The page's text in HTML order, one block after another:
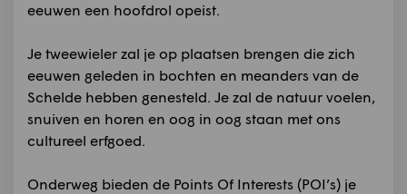
eeuwen een hoofdrol opeist.
Je tweewieler zal je op plaatsen brengen die zich
eeuwen geleden in bochten en meanders van de
Schelde hebben genesteld. Je zal de natuur voelen,
snuiven en horen en oog in oog staan met ons
cultureel erfgoed.
Onderweg bieden de Points Of Interests (POI’s) je